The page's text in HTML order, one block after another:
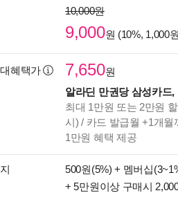
10,000원
9,000원 (10%, 1,000
혜택가 7,650원
알라딘 만권당 삼성카드,
최대 1만원 또는 2만원
시) / 카드 발급월 +1개
1만원 혜택 제공
500원(5%) + 멤버십
+ 5만원이상 구매시